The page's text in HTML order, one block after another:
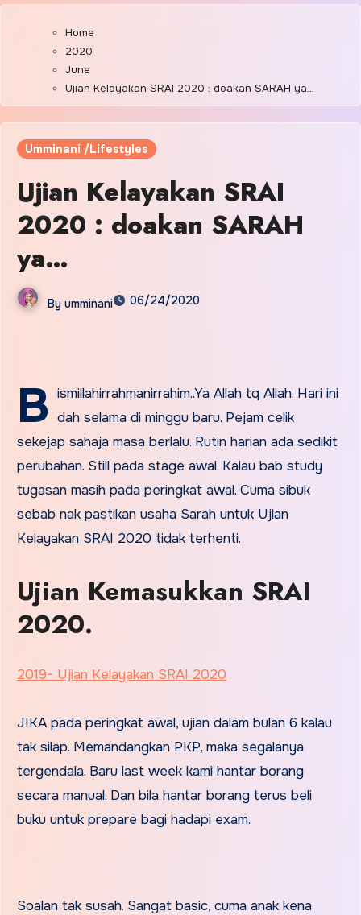
Home
2020
June
Ujian Kelayakan SRAI 2020 : doakan SARAH ya…
Umminani /Lifestyles
Ujian Kelayakan SRAI
2020 : doakan SARAH
ya…
By umminani 06/24/2020
B ismillahirrahmanirrahim..Ya Allah tq Allah. Hari ini
dah selama di minggu baru. Pejam celik
sekejap sahaja masa berlalu. Rutin harian ada sedikit
perubahan. Still pada stage awal. Kalau bab study
tugasan masih pada peringkat awal. Cuma sibuk
sebab nak pastikan usaha Sarah untuk Ujian
Kelayakan SRAI 2020 tidak terhenti.
Ujian Kemasukkan SRAI
2020.
2019- Ujian Kelayakan SRAI 2020
JIKA pada peringkat awal, ujian dalam bulan 6 kalau
tak silap. Memandangkan PKP, maka segalanya
tergendala. Baru last week kami hantar borang
secara manual. Dan bila hantar borang terus beli
buku untuk prepare bagi hadapi exam.
Soalan tak susah. Sangat basic, cuma anak kena